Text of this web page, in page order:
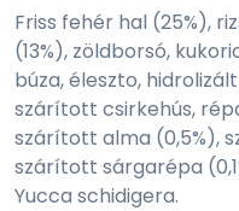
Friss fehér hal (25%),
(13%), zöldborsó,
búza, éleszto,
szárított csirkehús,
szárított alma (0,5%),
szárított sárgarépa
Yucca schidigera.